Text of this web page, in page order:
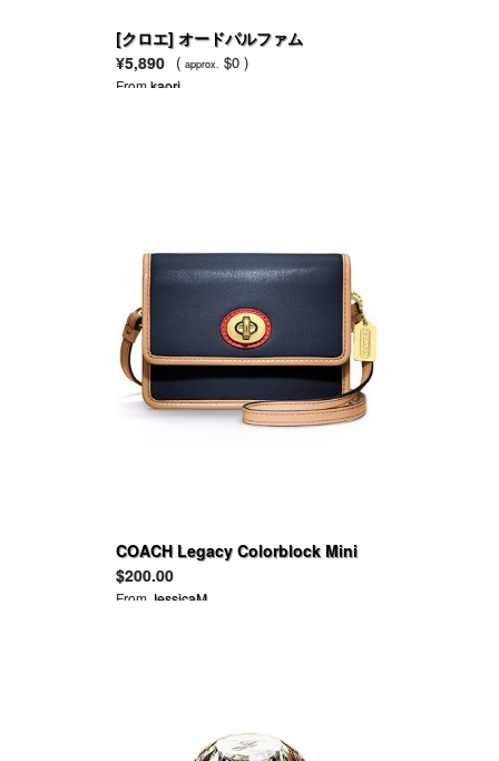
[クロエ] オードパルファム
¥5,890 ( approx. $0 )
Fromkaori
COACH Legacy Colorblock Mini
Crossbody
$200.00
From JessicaM